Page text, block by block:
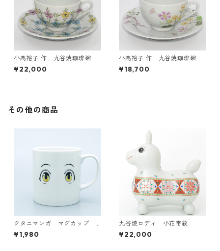
小高裕子 作 九谷焼珈琲碗
¥22,000
小高裕子 作 九谷焼珈琲碗
¥18,700
その他の商品
クタニマンガ マグカップ
（HINATA）
¥1,980
九谷焼ロディ 小花帯紋
¥22,000